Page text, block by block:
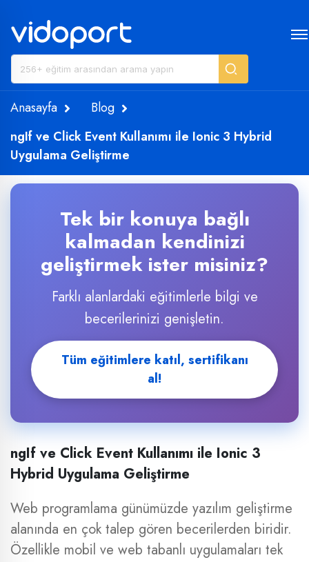
Anasayfa
Blog
ngIf ve Click Event Kullanımı ile Ionic 3 Hybrid
Uygulama Geliştirme
Tek bir konuya bağlı
kalmadan kendinizi
geliştirmek ister misiniz?
Farklı alanlardaki eğitimlerle bilgi ve
becerilerinizi genişletin.
Tüm eğitimlere katıl, sertifikanı
al!
ngIf ve Click Event Kullanımı ile Ionic 3
Hybrid Uygulama Geliştirme
Web programlama günümüzde yazılım geliştirme
alanında en çok talep gören becerilerden biridir.
Özellikle mobil ve web tabanlı uygulamaları tek